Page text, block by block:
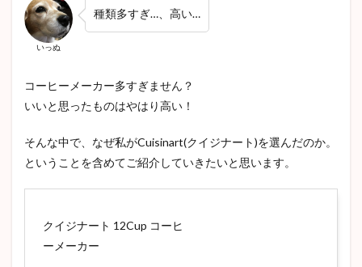
いっぬ
種類多すぎ…、高い…
コーヒーメーカー多すぎません？
いいと思ったものはやはり高い！
そんな中で、なぜ私がCuisinart(クイジナート)を選んだのか。
ということを含めてご紹介していきたいと思います。
クイジナート 12Cup コーヒ
ーメーカー